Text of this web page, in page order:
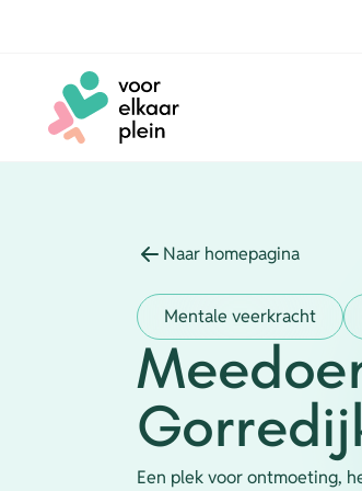
Naar homepagina
Mentale veerkracht
Een plek voor ontmoeting,